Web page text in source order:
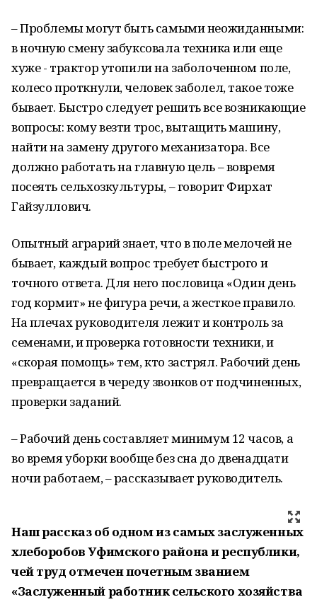
– Проблемы могут быть самыми неожиданными:
в ночную смену забуксовала техника или еще
хуже - трактор утопили на заболоченном поле,
колесо проткнули, человек заболел, такое тоже
бывает. Быстро следует решить все возникающие
вопросы: кому везти трос, вытащить машину,
найти на замену другого механизатора. Все
должно работать на главную цель – вовремя
посеять сельхозкультуры, – говорит Фирхат
Гайзуллович.
Опытный аграрий знает, что в поле мелочей не
бывает, каждый вопрос требует быстрого и
точного ответа. Для него пословица «Один день
год кормит» не фигура речи, а жесткое правило.
На плечах руководителя лежит и контроль за
семенами, и проверка готовности техники, и
«скорая помощь» тем, кто застрял. Рабочий день
превращается в череду звонков от подчиненных,
проверки заданий.
– Рабочий день составляет минимум 12 часов, а
во время уборки вообще без сна до двенадцати
ночи работаем, – рассказывает руководитель.
Наш рассказ об одном из самых заслуженных
хлеборобов Уфимского района и республики,
чей труд отмечен почетным званием
«Заслуженный работник сельского хозяйства